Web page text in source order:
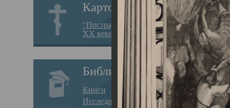
Картотека
“Пострадавшие за веру в
XX веке на Севере”
Библиотека
Книги
Исследования